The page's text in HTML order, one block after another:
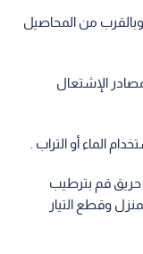
من المحاصيل
الإشتعال
الماء أو التراب .
قم بترطيب
وقطع التيار